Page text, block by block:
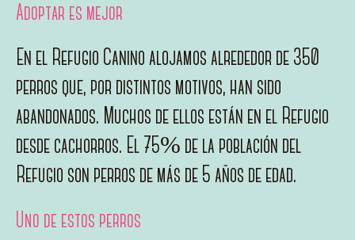
Adoptar es mejor
En el Refugio Canino alojamos alrededor de 350
perros que, por distintos motivos, han sido
abandonados. Muchos de ellos están en el Refugio
desde cachorros. El 75% de la población del
Refugio son perros de más de 5 años de edad.
Uno de estos perros